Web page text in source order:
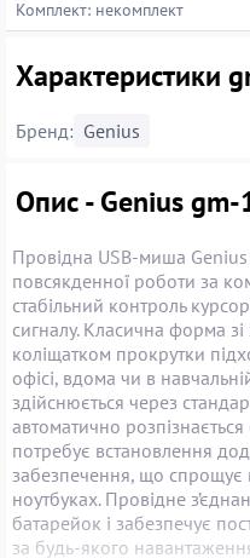
Петропавлівська, 14
Комплект: некомплект
Характеристики
Бренд: Genius
Опис - Genius
Провідна USB-миша
повсякденної роботи за
стабільний контроль
сигналу. Класична форма
коліщатком прокрутки
офісі, вдома чи в
здійснюється через
автоматично
потребує встановлення
забезпечення, що спрощує
ноутбуках. Провідне
батарейок і забезпечує
за будь-якого